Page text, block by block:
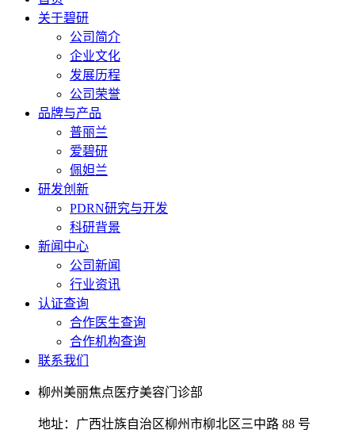
关于碧研
公司简介
企业文化
发展历程
公司荣誉
品牌与产品
普丽兰
爱碧研
佩妲兰
研发创新
PDRN研究与开发
科研背景
新闻中心
公司新闻
行业资讯
认证查询
合作医生查询
合作机构查询
联系我们
柳州美丽焦点医疗美容门诊部
地址：广西壮族自治区柳州市柳北区三中路 88 号